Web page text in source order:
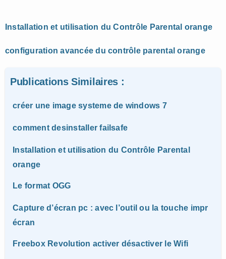
Installation et utilisation du Contrôle Parental orange
configuration avancée du contrôle parental orange
Publications Similaires :
créer une image systeme de windows 7
comment desinstaller failsafe
Installation et utilisation du Contrôle Parental
orange
Le format OGG
Capture d’écran pc : avec l’outil ou la touche impr
écran
Freebox Revolution activer désactiver le Wifi